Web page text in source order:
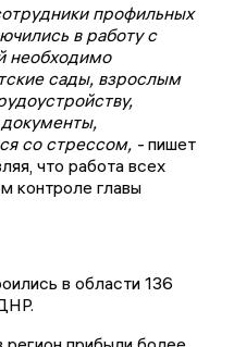
профильных
в работу с
необходимо
сады, взрослым
со стрессом, - пишет
что работа всех
контроле главы
в области 136